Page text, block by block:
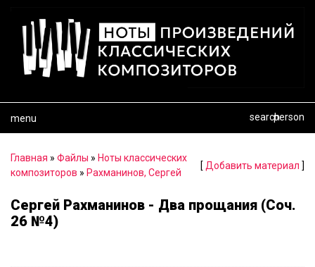
menu person
search
Главная » Файлы » Ноты классических
композиторов » Рахманинов, Сергей
[ Добавить материал ]
Сергей Рахманинов - Два прощания (Соч.
26 №4)